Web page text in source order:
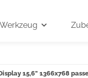
Werkzeug
15,6" 1366x768